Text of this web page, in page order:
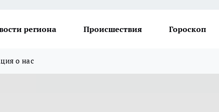
региона Происшествия Гороскоп
о нас